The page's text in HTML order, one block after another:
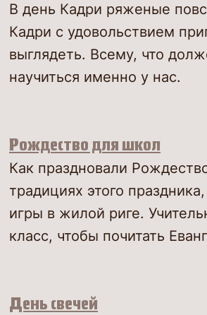
В день Кадри ряженые
Кадри с удовольствием
выглядеть. Всему, что
научиться именно у нас.
Рождество для школ
Как праздновали
традициях этого
игры в жилой риге.
класс, чтобы почитать
День свечей